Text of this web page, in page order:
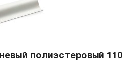
полиэстеровый 110